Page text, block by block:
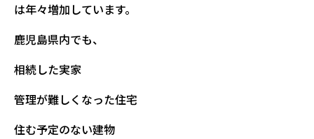
は年々増加しています。
鹿児島県内でも、
相続した実家
管理が難しくなった住宅
住む予定のない建物